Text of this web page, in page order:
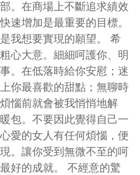
。在商場上不斷追求績效
速增加是最重要的目標。
我想要實現的願望。 希
心大意。細細呵護你、明
。在低落時給你安慰；迷
你最喜歡的甜點；無聊時
惱前就會被我悄悄地解
包。不要因此覺得自己一
愛的女人有任何煩惱，便
。讓你受到無微不至的呵
好的成就。 不經意的驚